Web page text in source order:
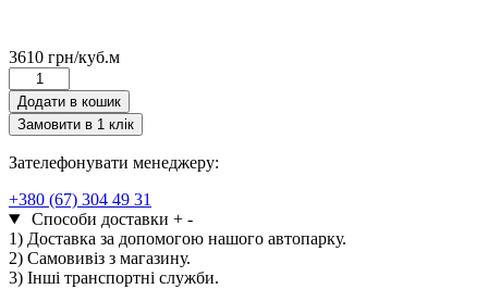
3610 грн/куб.м
Бетон
В30
Р5
F200
W6
(М5)
кількість
Додати в кошик
Замовити в 1 клік
Зателефонувати менеджеру:
+380 (67) 304 49 31
Способи доставки + -
1) Доставка за допомогою нашого автопарку.
2) Самовивіз з магазину.
3) Інші транспортні служби.